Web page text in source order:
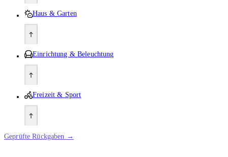
Haus & Garten
Einrichtung & Beleuchtung
Freizeit & Sport
Geprüfte Rückgaben →